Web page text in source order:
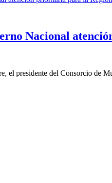
Nacional
el presidente del Consorcio de